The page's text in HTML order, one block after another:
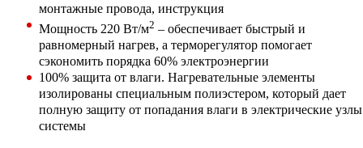
монтажные провода, инструкция
Мощность 220 Вт/м2 – обеспечивает быстрый и
равномерный нагрев, а терморегулятор помогает
сэкономить порядка 60% электроэнергии
100% защита от влаги. Нагревательные элементы
изолированы специальным полиэстером, который дает
полную защиту от попадания влаги в электрические узлы
системы